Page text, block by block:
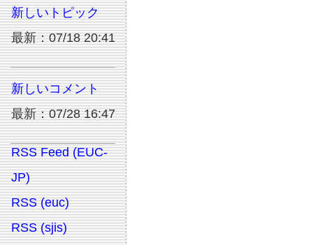
新しいトピック
最新：07/18 20:41
新しいコメント
最新：07/28 16:47
RSS Feed (EUC-
JP)
RSS (euc)
RSS (sjis)